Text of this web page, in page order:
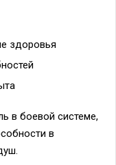
здоровья
в боевой системе,
в